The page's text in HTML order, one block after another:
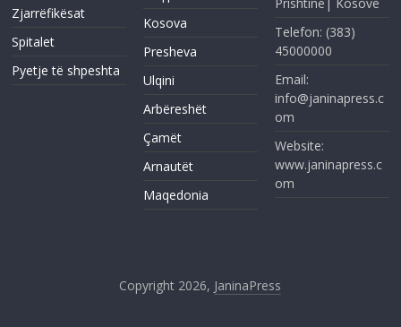
Zjarrëfikësat
Spitalet
Pyetje të shpeshta
Kosova
Presheva
Ulqini
Arbëreshët
Çamët
Arnautët
Maqedonia
Prishtinë| Kosovë
Telefon: (383)
45000000
Email:
info@janinapress.c
om
Website:
www.janinapress.c
om
Copyright 2026, JaninaPress